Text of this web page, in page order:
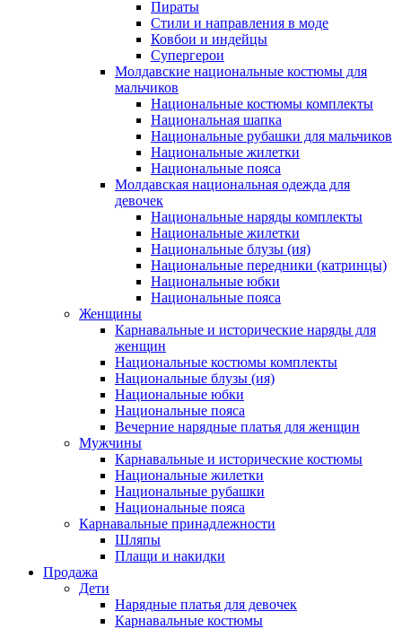
Пираты
Стили и направления в моде
Ковбои и индейцы
Супергерои
Молдавские национальные костюмы для
мальчиков
Национальные костюмы комплекты
Национальная шапка
Национальные рубашки для мальчиков
Национальные жилетки
Национальные пояса
Молдавская национальная одежда для
девочек
Национальные наряды комплекты
Национальные жилетки
Национальные блузы (ия)
Национальные передники (катринцы)
Национальные юбки
Национальные пояса
Женщины
Карнавальные и исторические наряды для
женщин
Национальные костюмы комплекты
Национальные блузы (ия)
Национальные юбки
Национальные пояса
Вечерние нарядные платья для женщин
Мужчины
Карнавальные и исторические костюмы
Национальные жилетки
Национальные рубашки
Национальные пояса
Карнавальные принадлежности
Шляпы
Плащи и накидки
Продажа
Дети
Нарядные платья для девочек
Карнавальные костюмы